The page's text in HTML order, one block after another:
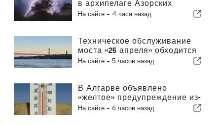
в архипелаге Азорских
островов был эвакуирован
На сайте - 4 часа назад
Техническое обслуживание
моста «25 апреля» обходится
в среднем примерно в 1,6 млн
На сайте - 5 часов назад
В Алгарве объявлено
«желтое» предупреждение из-
за высоких температур
На сайте - 6 часов назад